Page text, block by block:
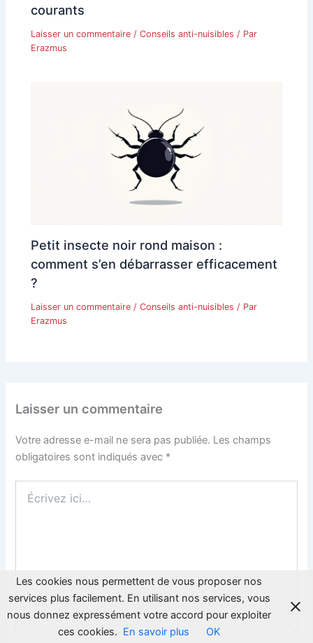
courants
Laisser un commentaire /Conseils anti-nuisibles / Par
Erazmus
Petit insecte noir rond maison :
comment s’en débarrasser efficacement
?
Laisser un commentaire /Conseils anti-nuisibles / Par
Erazmus
Laisser un commentaire
Votre adresse e-mail ne sera pas publiée. Les champs
obligatoires sont indiqués avec *
ici…
Les cookies nous permettent de vous proposer nos
services plus facilement. En utilisant nos services, vous
nous donnez expressément votre accord pour exploiter
ces cookies. En savoir plus OK